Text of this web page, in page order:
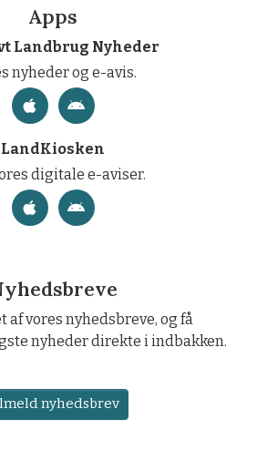
Apps
Landbrug Nyheder
nyheder og e-avis.
LandKiosken
digitale e-aviser.
af vores nyhedsbreve, og få
nyheder direkte i indbakken.
nyhedsbrev